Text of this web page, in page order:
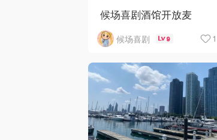
候场喜剧酒馆开放麦
候场喜剧 9 1